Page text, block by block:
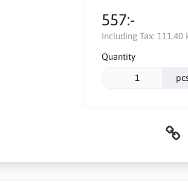
557:-
Including Tax: 111.40
Quantity